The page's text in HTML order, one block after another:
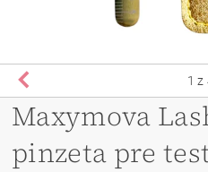
1 z
Maxymova
pinzeta pre